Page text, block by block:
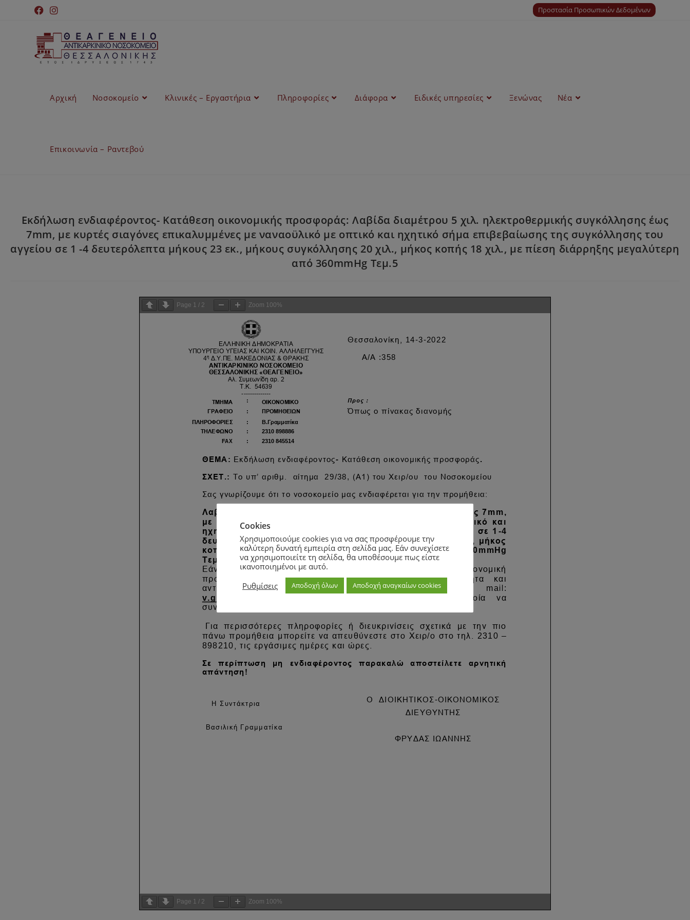
Προστασία Προσωπικών Δεδομένων
Αρχική Νοσοκομείο Κλινικές – Εργαστήρια Πληροφορίες Διάφορα Ειδικές υπηρεσίες Ξενώνας Νέα
Επικοινωνία – Ραντεβού
Εκδήλωση ενδιαφέροντος- Κατάθεση οικονομικής προσφοράς: Λαβίδα διαμέτρου 5 χιλ. ηλεκτροθερμικής συγκόλλησης έως
7mm, με κυρτές σιαγόνες επικαλυμμένες με ναναοϋλικό με οπτικό και ηχητικό σήμα επιβεβαίωσης της συγκόλλησης του
αγγείου σε 1 -4 δευτερόλεπτα μήκους 23 εκ., μήκους συγκόλλησης 20 χιλ., μήκος κοπής 18 χιλ., με πίεση διάρρηξης μεγαλύτερη
από 360mmHg Τεμ.5
Page 1 / 2 Zoom 100%
Page 1 / 2 Zoom 100%
Cookies
Χρησιμοποιούμε cookies για να σας προσφέρουμε την
καλύτερη δυνατή εμπειρία στη σελίδα μας. Εάν συνεχίσετε
να χρησιμοποιείτε τη σελίδα, θα υποθέσουμε πως είστε
ικανοποιημένοι με αυτό.
Ρυθμίσεις
Αποδοχή όλων Αποδοχή αναγκαίων cookies